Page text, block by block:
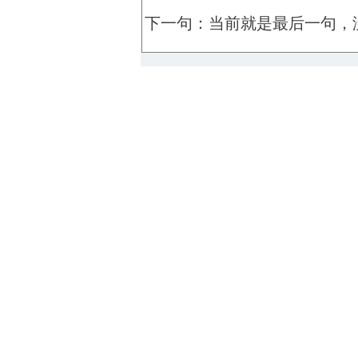
下一句：当前就是最后一句，